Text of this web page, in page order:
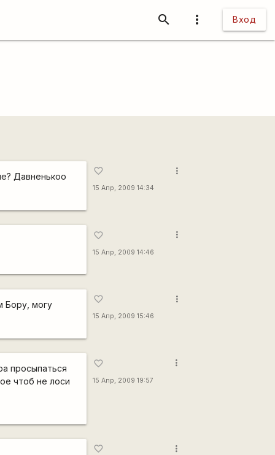
more_vert Вход
search
Давненькоо
favorite_border
15 Апр, 2009 14:34
more_vert
favorite_border
15 Апр, 2009 14:46
more_vert
Бору, могу
favorite_border
15 Апр, 2009 15:46
more_vert
просыпаться
чтоб не лоси
favorite_border
15 Апр, 2009 19:57
more_vert
favorite_border more_vert